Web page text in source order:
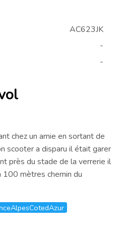
AC623JK
-
-
chez un amie en sortant de
scooter a disparu il était garer
près du stade de la verrerie il
100 mètres chemin du